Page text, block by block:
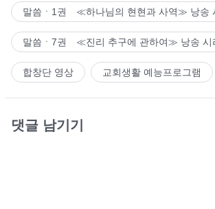
말씀ㆍ1권 ≪하나님의 현현과 사역≫ 낭송
말씀ㆍ7권 ≪진리 추구에 관하여≫ 낭송 시
합창단 영상 교회생활 예능프로그램
댓글 남기기